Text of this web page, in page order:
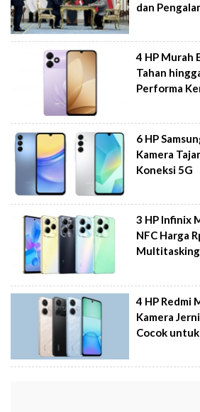
dan
4 HP Murah
Tahan
Performa
6 HP
Kamera
Koneksi 5G
3 HP Infinix
NFC Harga
Multitasking
4 HP Redmi
Kamera
Cocok